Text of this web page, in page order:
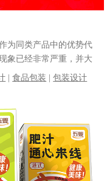
为同类产品中的优势代
象已经非常严重，并大
|食品包装 |包装设计